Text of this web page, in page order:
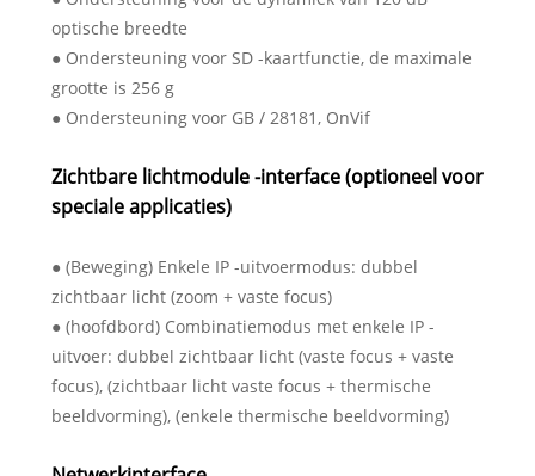
optische breedte
● Ondersteuning voor SD -kaartfunctie, de maximale
grootte is 256 g
● Ondersteuning voor GB / 28181, OnVif
Zichtbare lichtmodule -interface (optioneel voor
speciale applicaties)
● (Beweging) Enkele IP -uitvoermodus: dubbel
zichtbaar licht (zoom + vaste focus)
● (hoofdbord) Combinatiemodus met enkele IP -
uitvoer: dubbel zichtbaar licht (vaste focus + vaste
focus), (zichtbaar licht vaste focus + thermische
beeldvorming), (enkele thermische beeldvorming)